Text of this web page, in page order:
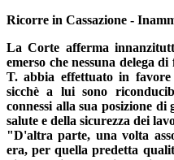
Ricorre in Cassazione -
La Corte afferma
emerso che nessuna delega
T. abbia effettuato in
sicchè a lui sono
connessi alla sua posizione
salute e della sicurezza dei
"D'altra parte, una volta
era, per quella predetta